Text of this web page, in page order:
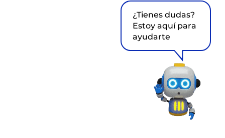
¿Tienes dudas?
Estoy aquí para
ayudarte